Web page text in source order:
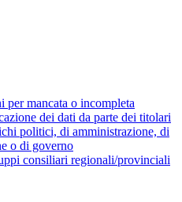
per mancata o incompleta
dei dati da parte dei titolari
politici, di amministrazione, di
o di governo
consiliari regionali/provinciali